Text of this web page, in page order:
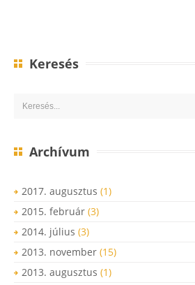
Keresés
Archívum
2017. augusztus (1)
2015. február (3)
2014. július (3)
2013. november (15)
2013. augusztus (1)